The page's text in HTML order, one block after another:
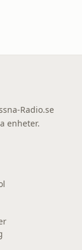
Radio.se
enheter.